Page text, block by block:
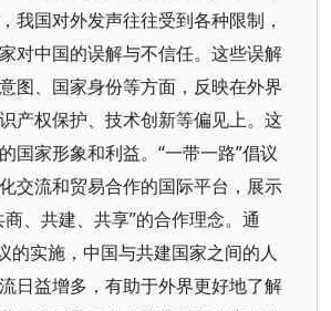
我国对外发声往往受到各种限制，
对中国的误解与不信任。这些误解
图、国家身份等方面，反映在外界
产权保护、技术创新等偏见上。这
国家形象和利益。“一带一路”倡议
交流和贸易合作的国际平台，展示
、共建、共享”的合作理念。通
的实施，中国与共建国家之间的人
日益增多，有助于外界更好地了解